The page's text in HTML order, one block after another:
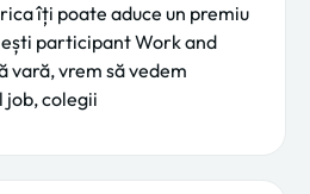
îți poate aduce un premiu
participant Work and
vară, vrem să vedem
colegii